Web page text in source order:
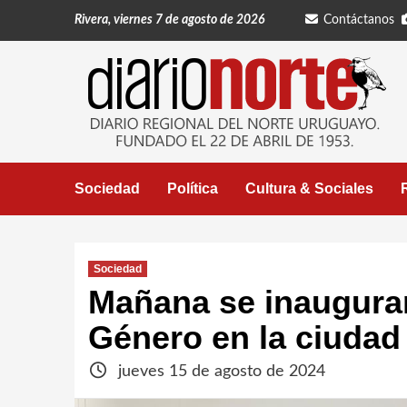
Rivera, viernes 7 de agosto de 2026 Contáctanos
Sociedad Política Cultura & Sociales
Sociedad
Mañana se
Género en la
jueves 15 de agosto de 2024